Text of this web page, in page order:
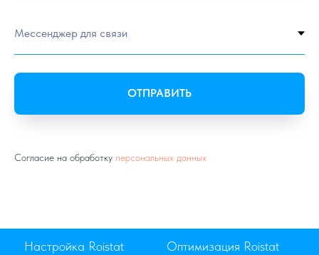
ОТПРАВИТЬ
Согласие на обработку персональных данных
Настройка Roistat Оптимизация Roistat